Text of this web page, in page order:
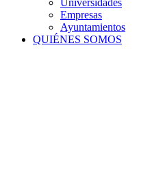
Universidades
Empresas
Ayuntamientos
QUIÉNES SOMOS